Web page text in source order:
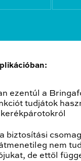
ezentúl a
tudjátok
biztosítási csomag
nem
de ettől